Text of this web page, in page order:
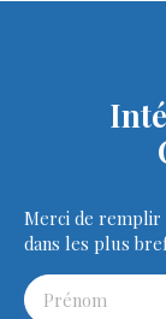
Merci de remplir
dans les plus
Prénom